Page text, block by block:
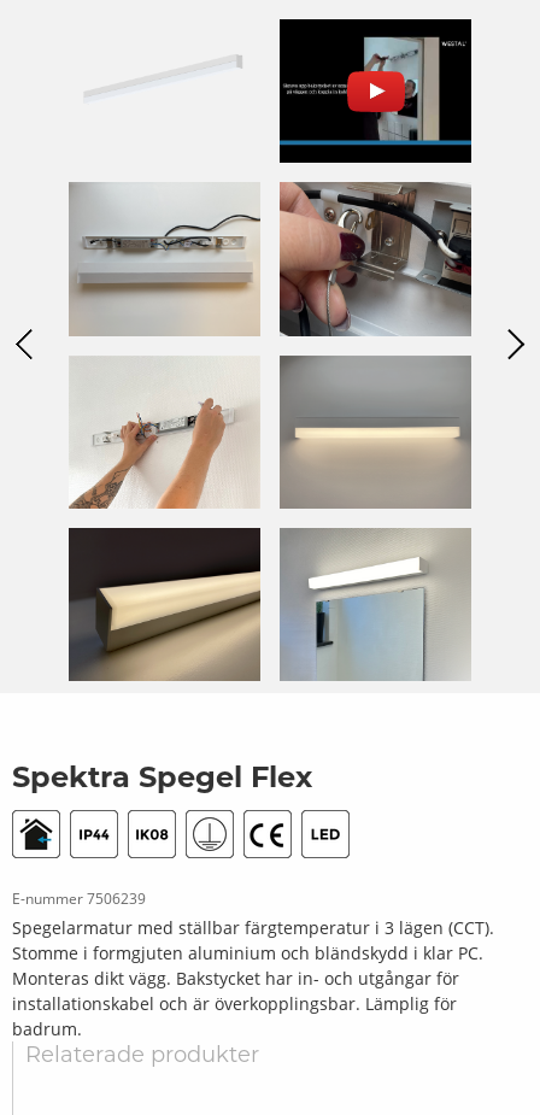
Spektra Spegel Flex
E-nummer7506239
Spegelarmatur med ställbar färgtemperatur i 3 lägen (CCT).
Stomme i formgjuten aluminium och bländskydd i klar PC.
Monteras dikt vägg. Bakstycket har in- och utgångar för
installationskabel och är överkopplingsbar. Lämplig för
badrum.
Relaterade produkter